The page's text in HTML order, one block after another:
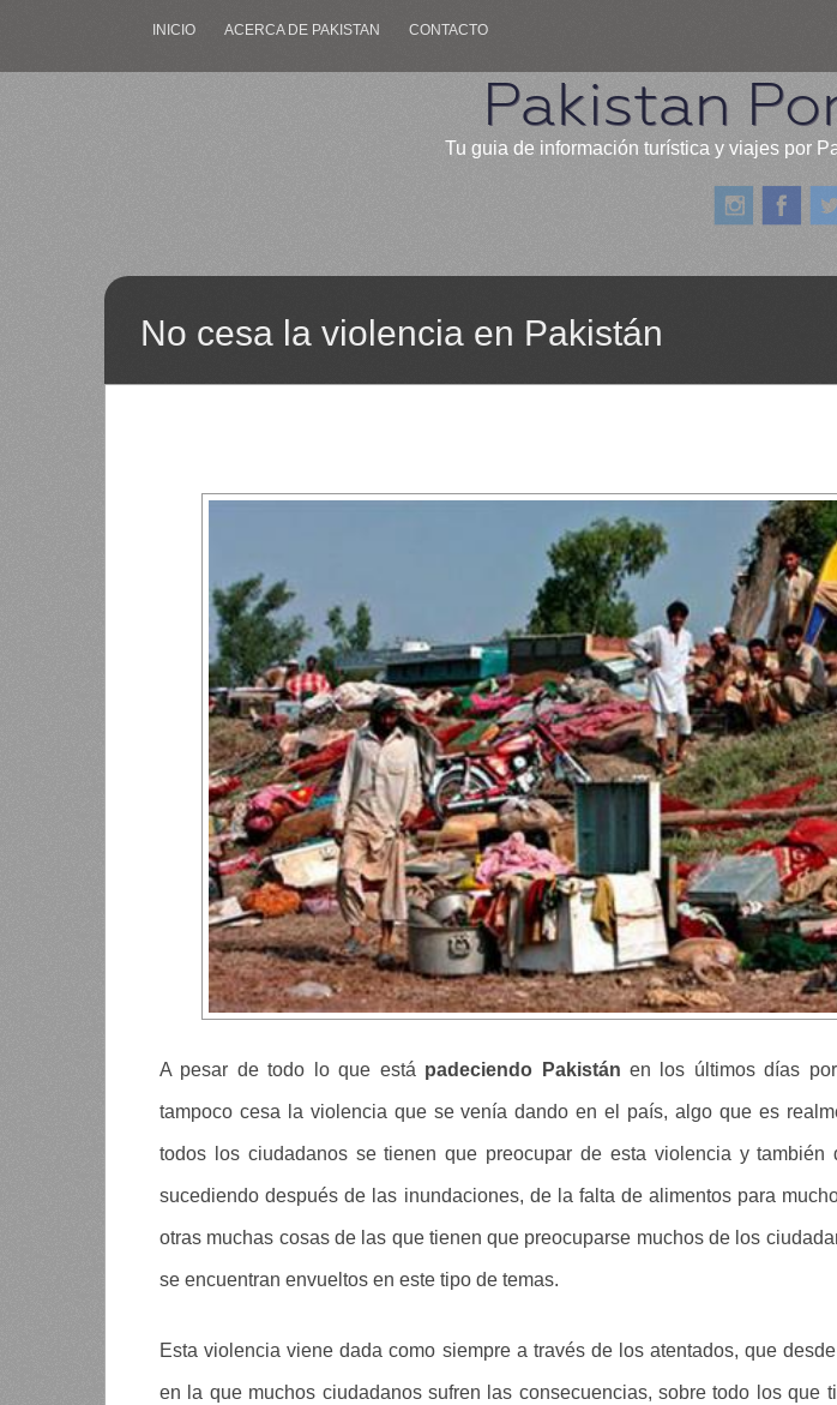
INICIO ACERCA DE PAKISTAN CONTACTO
Pakistan
Tu guia de información turística y viajes por
No cesa la violencia en Pakistán
A pesar de todo lo que está padeciendo Pakistán en los últimos días
tampoco cesa la violencia que se venía dando en el país, algo que es
todos los ciudadanos se tienen que preocupar de esta violencia y también
sucediendo después de las inundaciones, de la falta de alimentos para
otras muchas cosas de las que tienen que preocuparse muchos de los
se encuentran envueltos en este tipo de temas.
Esta violencia viene dada como siempre a través de los atentados, que
en la que muchos ciudadanos sufren las consecuencias, sobre todo los que